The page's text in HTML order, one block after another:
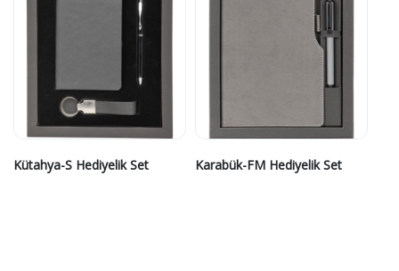
Kütahya-S Hediyelik Set Karabük-FM Hediyelik Set